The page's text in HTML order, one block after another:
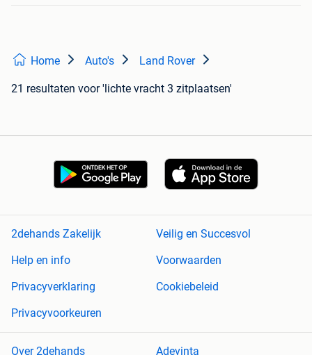
Home Auto's Land Rover
21 resultaten voor 'lichte vracht 3 zitplaatsen'
2dehands Zakelijk
Veilig en Succesvol
Help en info
Voorwaarden
Privacyverklaring
Cookiebeleid
Privacyvoorkeuren
Over 2dehands Adevinta